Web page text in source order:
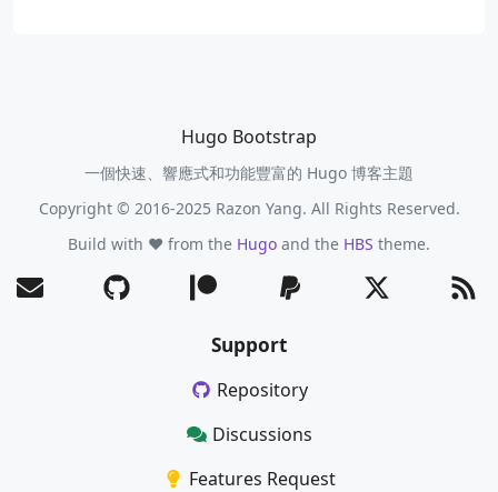
Hugo Bootstrap
一個快速、響應式和功能豐富的 Hugo 博客主題
Copyright © 2016-2025 Razon Yang. All Rights Reserved.
Build with ❤️ from the Hugo and the HBS theme.
Support
Repository
Discussions
Features Request